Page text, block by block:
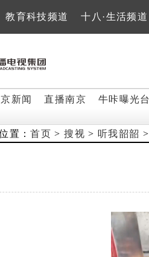
教育科技频道 十八·生活频道
新闻 直播南京 牛咔曝光台
置：首页 >搜视 >听我韶韶 >